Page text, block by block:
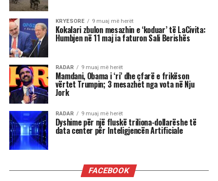
Luani
Luanët kanë nevojë të madhe për vëmendje dhe
admirim. Kur këto nevoja nuk plotësohen,
ndjenja e xhelozisë mund të bëhet e fortë. Ata
shpesh nënvlerësojnë ata që i sfidojnë në
pozicionin e tyre, sidomos në rolin udhëheqës.
Astrologjia i këshillon Luanët të ushtrojnë më
shumë përulësi për të shmangur zilitë e
panevojshme.
Virgjëresha
nevojës së tyre për përsosmëri. Krahasimet e